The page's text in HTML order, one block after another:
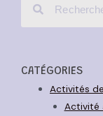
CATÉGORIES
Activités
Activité